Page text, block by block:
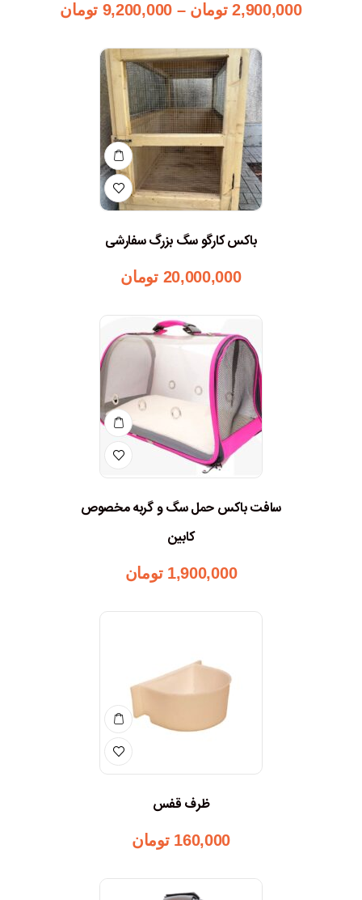
2,900,000 تومان –
9,200,000 تومان
باکس کارگو سگ بزرگ سفارشی
20,000,000 تومان
سافت باکس حمل سگ و گربه مخصوص
کابین
1,900,000 تومان
ظرف قفس
160,000 تومان